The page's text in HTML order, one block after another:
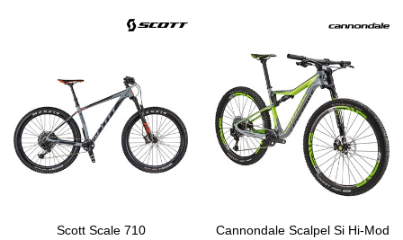
Scott Scale 710
Cannondale Scalpel Si Hi-Mod